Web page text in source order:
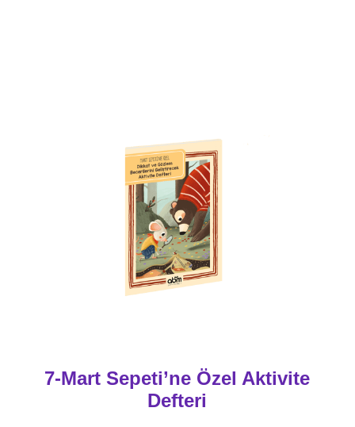
7-Mart Sepeti’ne Özel Aktivite
Defteri